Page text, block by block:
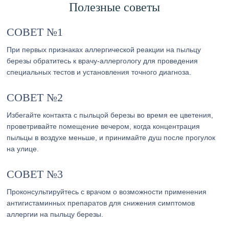
Полезные советы
СОВЕТ №1
При первых признаках аллергической реакции на пыльцу
березы обратитесь к врачу-аллергологу для проведения
специальных тестов и установления точного диагноза.
СОВЕТ №2
Избегайте контакта с пыльцой березы во время ее цветения,
проветривайте помещение вечером, когда концентрация
пыльцы в воздухе меньше, и принимайте душ после прогулок
на улице.
СОВЕТ №3
Проконсультируйтесь с врачом о возможности применения
антигистаминных препаратов для снижения симптомов
аллергии на пыльцу березы.